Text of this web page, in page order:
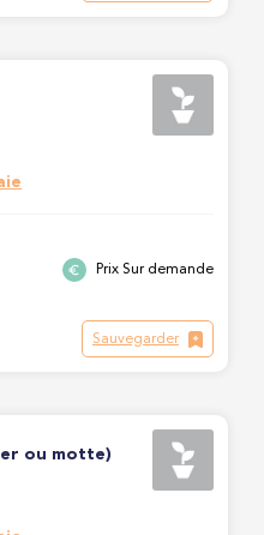
Prix Sur demande
Sauvegarder
ou motte)